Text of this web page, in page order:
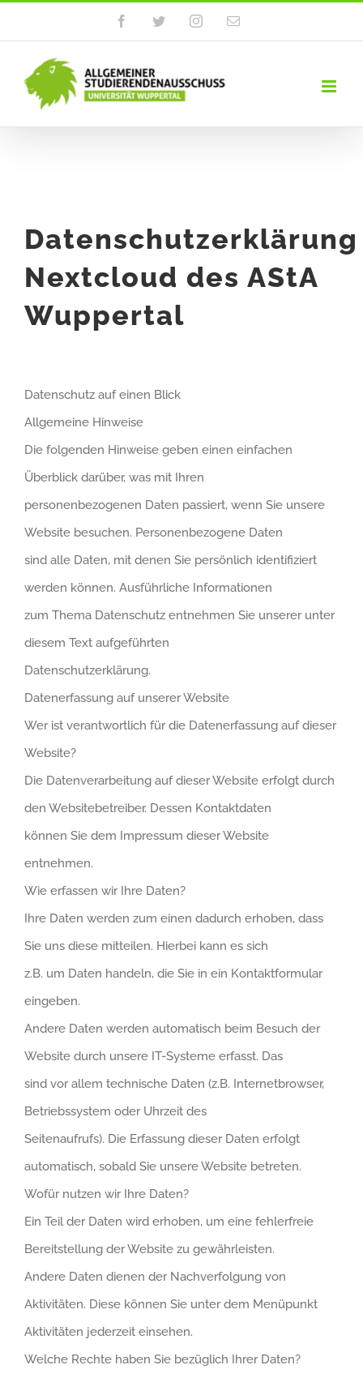
Inhalt
springen
FacebookTwitterInstagram
E-
Datenschutzerklärung
Nextcloud des AStA
Wuppertal
Datenschutz auf einen Blick
Allgemeine Hinweise
Die folgenden Hinweise geben einen einfachen
Überblick darüber, was mit Ihren
personenbezogenen Daten passiert, wenn Sie unsere
Website besuchen. Personenbezogene Daten
sind alle Daten, mit denen Sie persönlich identifiziert
werden können. Ausführliche Informationen
zum Thema Datenschutz entnehmen Sie unserer unter
diesem Text aufgeführten
Datenschutzerklärung.
Datenerfassung auf unserer Website
Wer ist verantwortlich für die Datenerfassung auf dieser
Website?
Die Datenverarbeitung auf dieser Website erfolgt durch
den Websitebetreiber. Dessen Kontaktdaten
können Sie dem Impressum dieser Website
entnehmen.
Wie erfassen wir Ihre Daten?
Ihre Daten werden zum einen dadurch erhoben, dass
Sie uns diese mitteilen. Hierbei kann es sich
z.B. um Daten handeln, die Sie in ein Kontaktformular
eingeben.
Andere Daten werden automatisch beim Besuch der
Website durch unsere IT-Systeme erfasst. Das
sind vor allem technische Daten (z.B. Internetbrowser,
Betriebssystem oder Uhrzeit des
Seitenaufrufs). Die Erfassung dieser Daten erfolgt
automatisch, sobald Sie unsere Website betreten.
Wofür nutzen wir Ihre Daten?
Ein Teil der Daten wird erhoben, um eine fehlerfreie
Bereitstellung der Website zu gewährleisten.
Andere Daten dienen der Nachverfolgung von
Aktivitäten. Diese können Sie unter dem Menüpunkt
Aktivitäten jederzeit einsehen.
Welche Rechte haben Sie bezüglich Ihrer Daten?